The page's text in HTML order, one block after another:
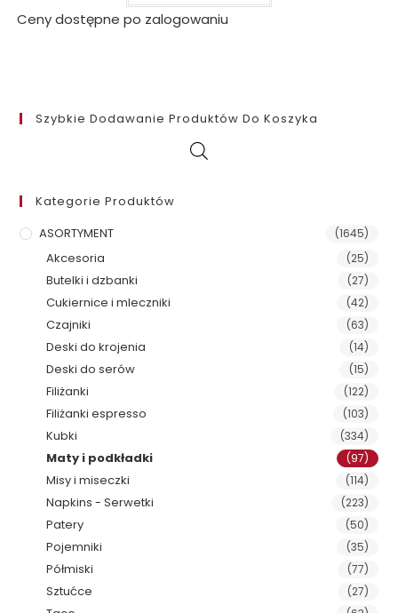
Ceny dostępne po zalogowaniu
Szybkie Dodawanie Produktów Do Koszyka
Kategorie Produktów
ASORTYMENT
(1645)
Akcesoria (25)
Butelki i dzbanki (27)
Cukiernice i mleczniki (42)
Czajniki (63)
Deski do krojenia (14)
Deski do serów (15)
Filiżanki (122)
Filiżanki espresso (103)
Kubki (334)
Maty i podkładki (97)
Misy i miseczki (114)
Napkins - Serwetki (223)
Patery (50)
Pojemniki (35)
Półmiski (77)
Sztućce (27)